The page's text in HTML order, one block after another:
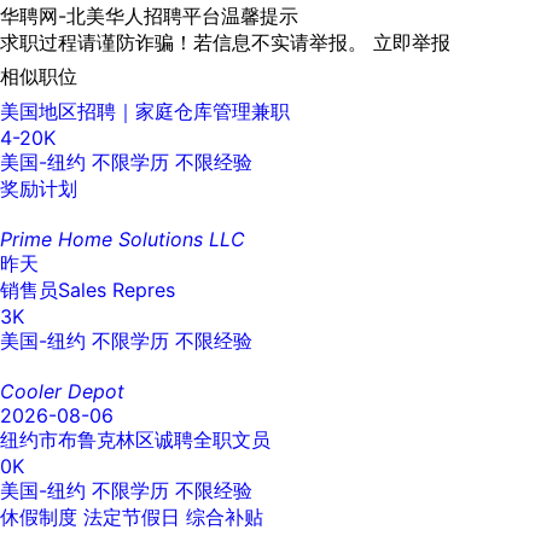
华聘网-北美华人招聘平台温馨提示
求职过程请谨防诈骗！若信息不实请举报。 立即举报
相似职位
美国地区招聘｜家庭仓库管理兼职
4-20K
美国-纽约 不限学历 不限经验
奖励计划
Prime Home Solutions LLC
昨天
销售员Sales Repres
3K
美国-纽约 不限学历 不限经验
Cooler Depot
2026-08-06
纽约市布鲁克林区诚聘全职文员
0K
美国-纽约 不限学历 不限经验
休假制度 法定节假日 综合补贴